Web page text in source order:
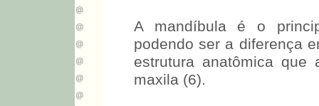
A mandíbula é o
podendo ser a diferença
estrutura anatômica
maxila (6).